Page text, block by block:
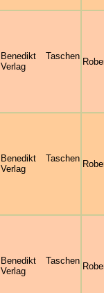
Benedikt Taschen
Verlag
Benedikt Taschen
Verlag
Benedikt Taschen
Verlag